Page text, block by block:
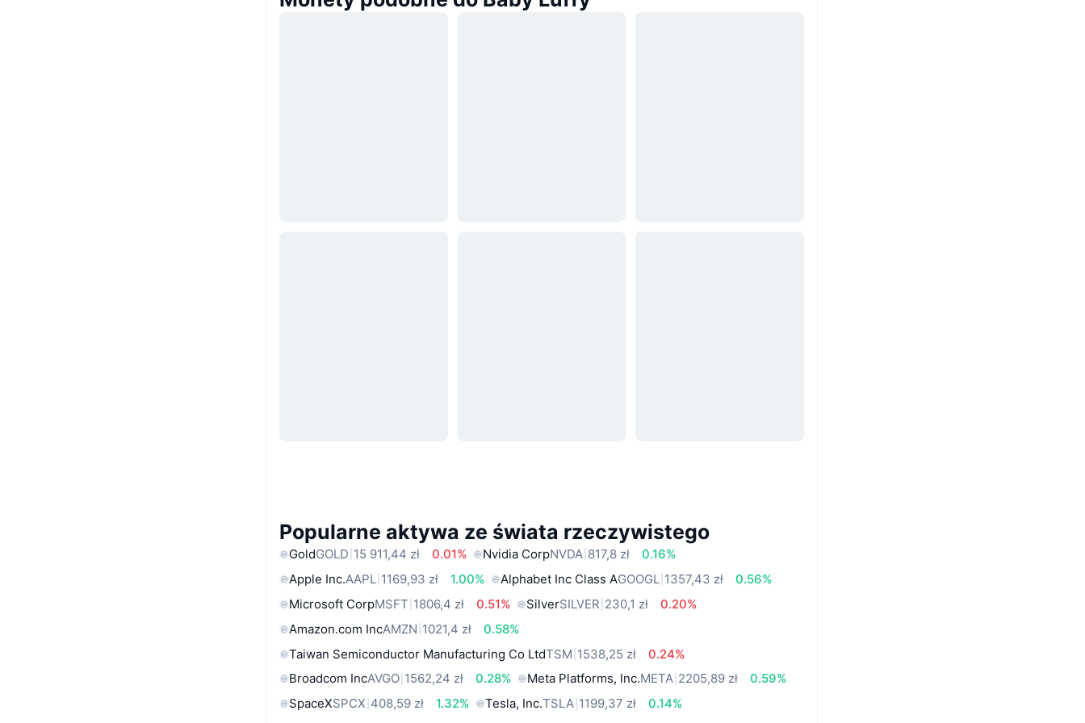
Popularne aktywa ze świata rzeczywistego
GoldGOLD 15 911,44 zł 0.01% Nvidia CorpNVDA 817,8 zł
0.16%
Apple Inc.AAPL 1169,93 zł 1.00% Alphabet Inc Class AGOOGL 1357,43 zł
0.56%
Microsoft CorpMSFT 1806,4 zł 0.51% SilverSILVER 230,1 zł
0.20%
Amazon.com IncAMZN 1021,4 zł
0.58%
Taiwan Semiconductor Manufacturing Co LtdTSM 1538,25 zł
0.24%
Broadcom IncAVGO 1562,24 zł 0.28% Meta Platforms, Inc.META 2205,89 zł
0.59%
SpaceXSPCX 408,59 zł 1.32% Tesla, Inc.TSLA 1199,37 zł
0.14%